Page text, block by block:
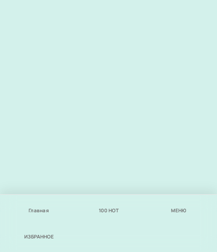
Главная 100 НОТ МЕНЮ
ИЗБРАННОЕ